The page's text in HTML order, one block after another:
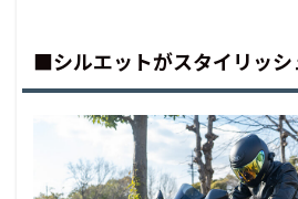
■シルエットがスタイリッシ